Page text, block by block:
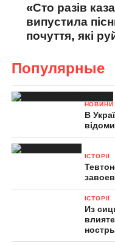
«Сто разів
випустила
почуття, які
Популярные
НОВИНИ
В
ІСТОРІЇ
ІСТОРІЇ
Из